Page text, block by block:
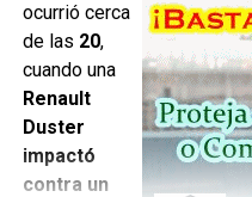
ocurrió cerca
de las 20,
cuando una
Renault
Duster
impactó
contra un